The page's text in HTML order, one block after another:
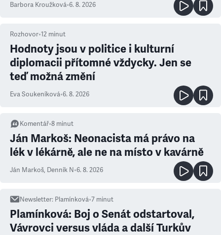
Barbora Kroužková•6. 8. 2026
Rozhovor•12 minut
Hodnoty jsou v politice i kulturní
diplomacii přítomné vždycky. Jen se
teď možná změní
Eva Soukeníková•6. 8. 2026
Komentář•8 minut
Ján Markoš: Neonacista má právo na
lék v lékárně, ale ne na místo v kavárně
Ján Markoš, Denník N•6. 8. 2026
Newsletter: Plamínková•7 minut
Plamínková: Boj o Senát odstartoval,
Vávrovci versus vláda a další Turkův